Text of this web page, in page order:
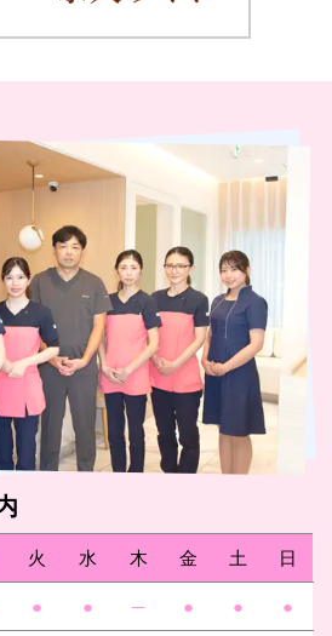
火 水 木 金 土 日
● ● ─ ● ● ●